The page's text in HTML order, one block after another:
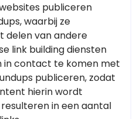
publiceren
waarbij ze
delen van andere
link building diensten
in contact te komen met
publiceren, zodat
hierin wordt
in een aantal